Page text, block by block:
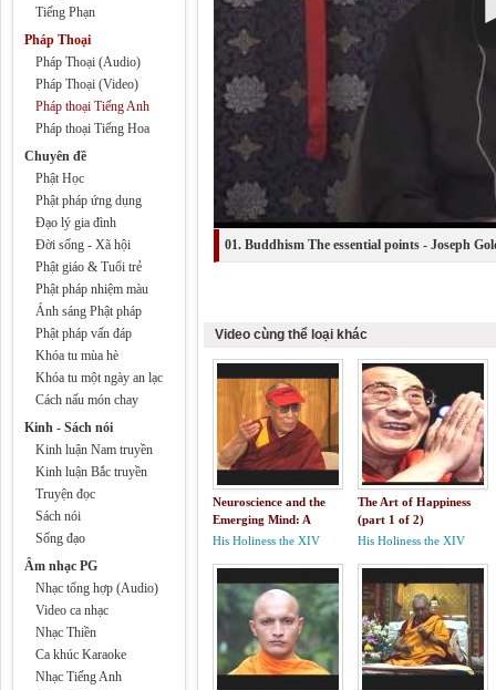
Tiếng Phạn
Pháp Thoại
Pháp Thoại (Audio)
Pháp Thoại (Video)
Pháp thoại Tiếng Anh
Pháp thoại Tiếng Hoa
Chuyên đề
Phật Học
Phật pháp ứng dụng
Đạo lý gia đình
Đời sống - Xã hội
Phật giáo & Tuổi trẻ
Phật pháp nhiệm màu
Ánh sáng Phật pháp
Phật pháp vấn đáp
Khóa tu mùa hè
Khóa tu một ngày an lạc
Cách nấu món chay
Kinh - Sách nói
Kinh luận Nam truyền
Kinh luận Bắc truyền
Truyện đọc
Sách nói
Sống đạo
Âm nhạc PG
Nhạc tổng hợp (Audio)
Video ca nhạc
Nhạc Thiền
Ca khúc Karaoke
Nhạc Tiếng Anh
01. Buddhism The essential points - Joseph
Video cùng thể loại khác
Neuroscience and the
Emerging Mind: A
Conversation with the
His Holiness the XIV
The Art of Happiness
(part 1 of 2)
His Holiness the XIV